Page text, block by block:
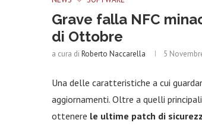
Grave falla NFC
di Ottobre
a cura di Roberto Naccarella 5
Una delle caratteristiche a cui
aggiornamenti. Oltre a quelli
ottenere le ultime patch di